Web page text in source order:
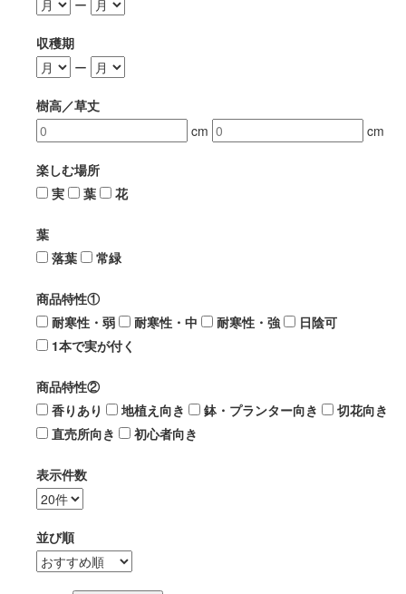
ー
収穫期
ー
樹高／草丈
cm
cm
楽しむ場所
実
葉 花
葉
落葉
常緑
商品特性①
耐寒性・弱
耐寒性・中 耐寒性・強
日陰可
1本で実が付く
商品特性②
香りあり
地植え向き 鉢・プランター向き
切花向き
直売所向き
初心者向き
表示件数
並び順